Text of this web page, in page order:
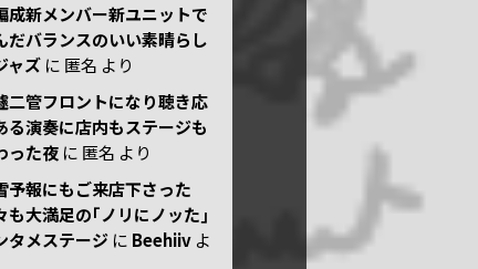
成新メンバー新ユニットで
だバランスのいい素晴らし
ャズ に 匿名 より
二管フロントになり聴き応
る演奏に店内もステージも
った夜 に 匿名 より
予報にもご来店下さった
も大満足の｢ノリにノッた｣
タメステージ に Beehiiv よ